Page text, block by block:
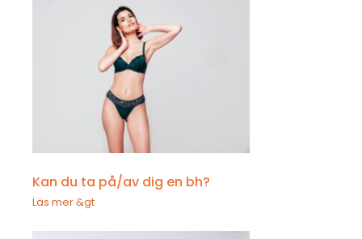
Kan du ta på/av dig en bh?
Läs mer &gt